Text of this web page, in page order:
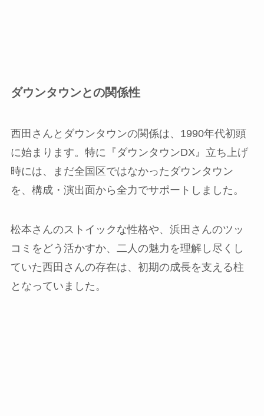
ダウンタウンとの関係性
西田さんとダウンタウンの関係は、1990年代初頭
に始まります。特に『ダウンタウンDX』立ち上げ
時には、まだ全国区ではなかったダウンタウン
を、構成・演出面から全力でサポートしました。
松本さんのストイックな性格や、浜田さんのツッ
コミをどう活かすか、二人の魅力を理解し尽くし
ていた西田さんの存在は、初期の成長を支える柱
となっていました。